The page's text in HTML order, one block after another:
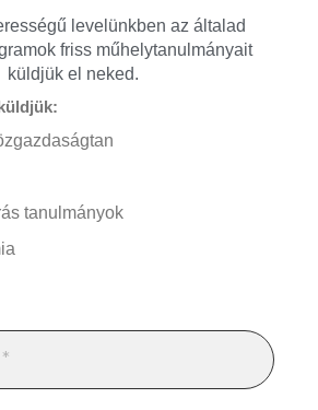
levelünkben az általad
friss műhelytanulmányait
küldjük el neked.
tanulmányok